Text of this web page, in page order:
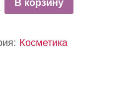
В корзину
Косметика